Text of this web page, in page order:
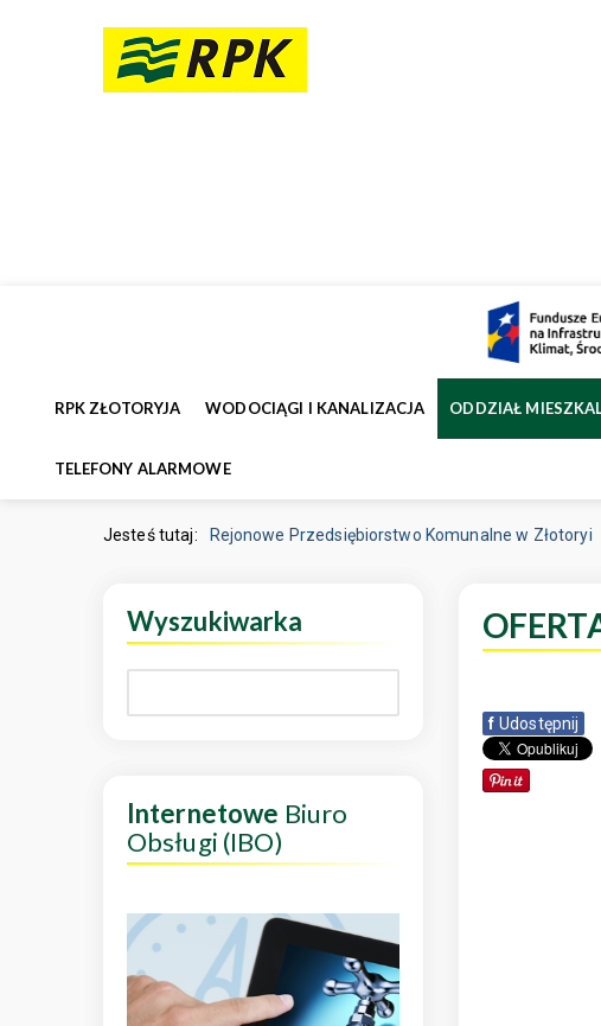
RPK ZŁOTORYJA WODOCIĄGI I KANALIZACJA ODDZIAŁ
TELEFONY ALARMOWE
Jesteś tutaj: Rejonowe Przedsiębiorstwo Komunalne w Złotoryi
f Udostępnij
Wyszukiwarka
Internetowe Biuro
Obsługi (IBO)